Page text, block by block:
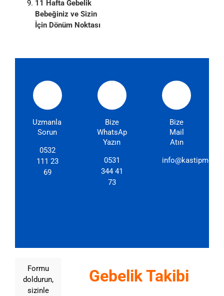
11 Hafta Gebelik
Bebeğiniz ve Sizin
İçin Dönüm Noktası
Uzmanlarımıza
Sorun
0532
111 23
69
Bize
WhatsApp'dan
Yazın
0531
344 41
73
Bize
Mail
Atın
Formu
doldurun,
sizinle
Gebelik Takibi